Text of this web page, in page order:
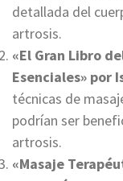
detallada del
artrosis.
«El Gran Libro
Esenciales» por
técnicas de
podrían ser
artrosis.
«Masaje